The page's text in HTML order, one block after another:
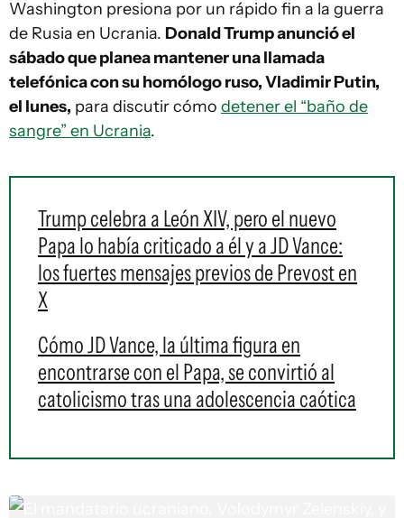
Washington presiona por un rápido fin a la guerra
de Rusia en Ucrania. Donald Trump anunció el
sábado que planea mantener una llamada
telefónica con su homólogo ruso, Vladimir Putin,
el lunes, para discutir cómo detener el “baño de
sangre” en Ucrania.
Trump celebra a León XIV, pero el nuevo
Papa lo había criticado a él y a JD Vance:
los fuertes mensajes previos de Prevost en
X
Cómo JD Vance, la última figura en
encontrarse con el Papa, se convirtió al
catolicismo tras una adolescencia caótica